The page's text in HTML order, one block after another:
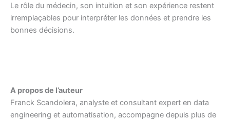
Le rôle du médecin, son intuition et son expérience restent
irremplaçables pour interpréter les données et prendre les
bonnes décisions.
A propos de l’auteur
Franck Scandolera, analyste et consultant expert en data
engineering et automatisation, accompagne depuis plus de